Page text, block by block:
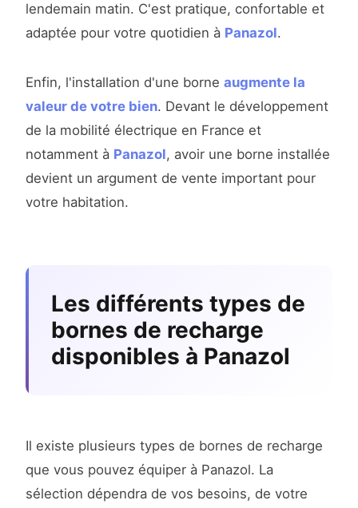
lendemain matin. C'est pratique, confortable et
adaptée pour votre quotidien à Panazol.
Enfin, l'installation d'une borne augmente la
valeur de votre bien. Devant le développement
de la mobilité électrique en France et
notamment à Panazol, avoir une borne installée
devient un argument de vente important pour
votre habitation.
Les différents types de
bornes de recharge
disponibles à Panazol
Il existe plusieurs types de bornes de recharge
que vous pouvez équiper à Panazol. La
sélection dépendra de vos besoins, de votre